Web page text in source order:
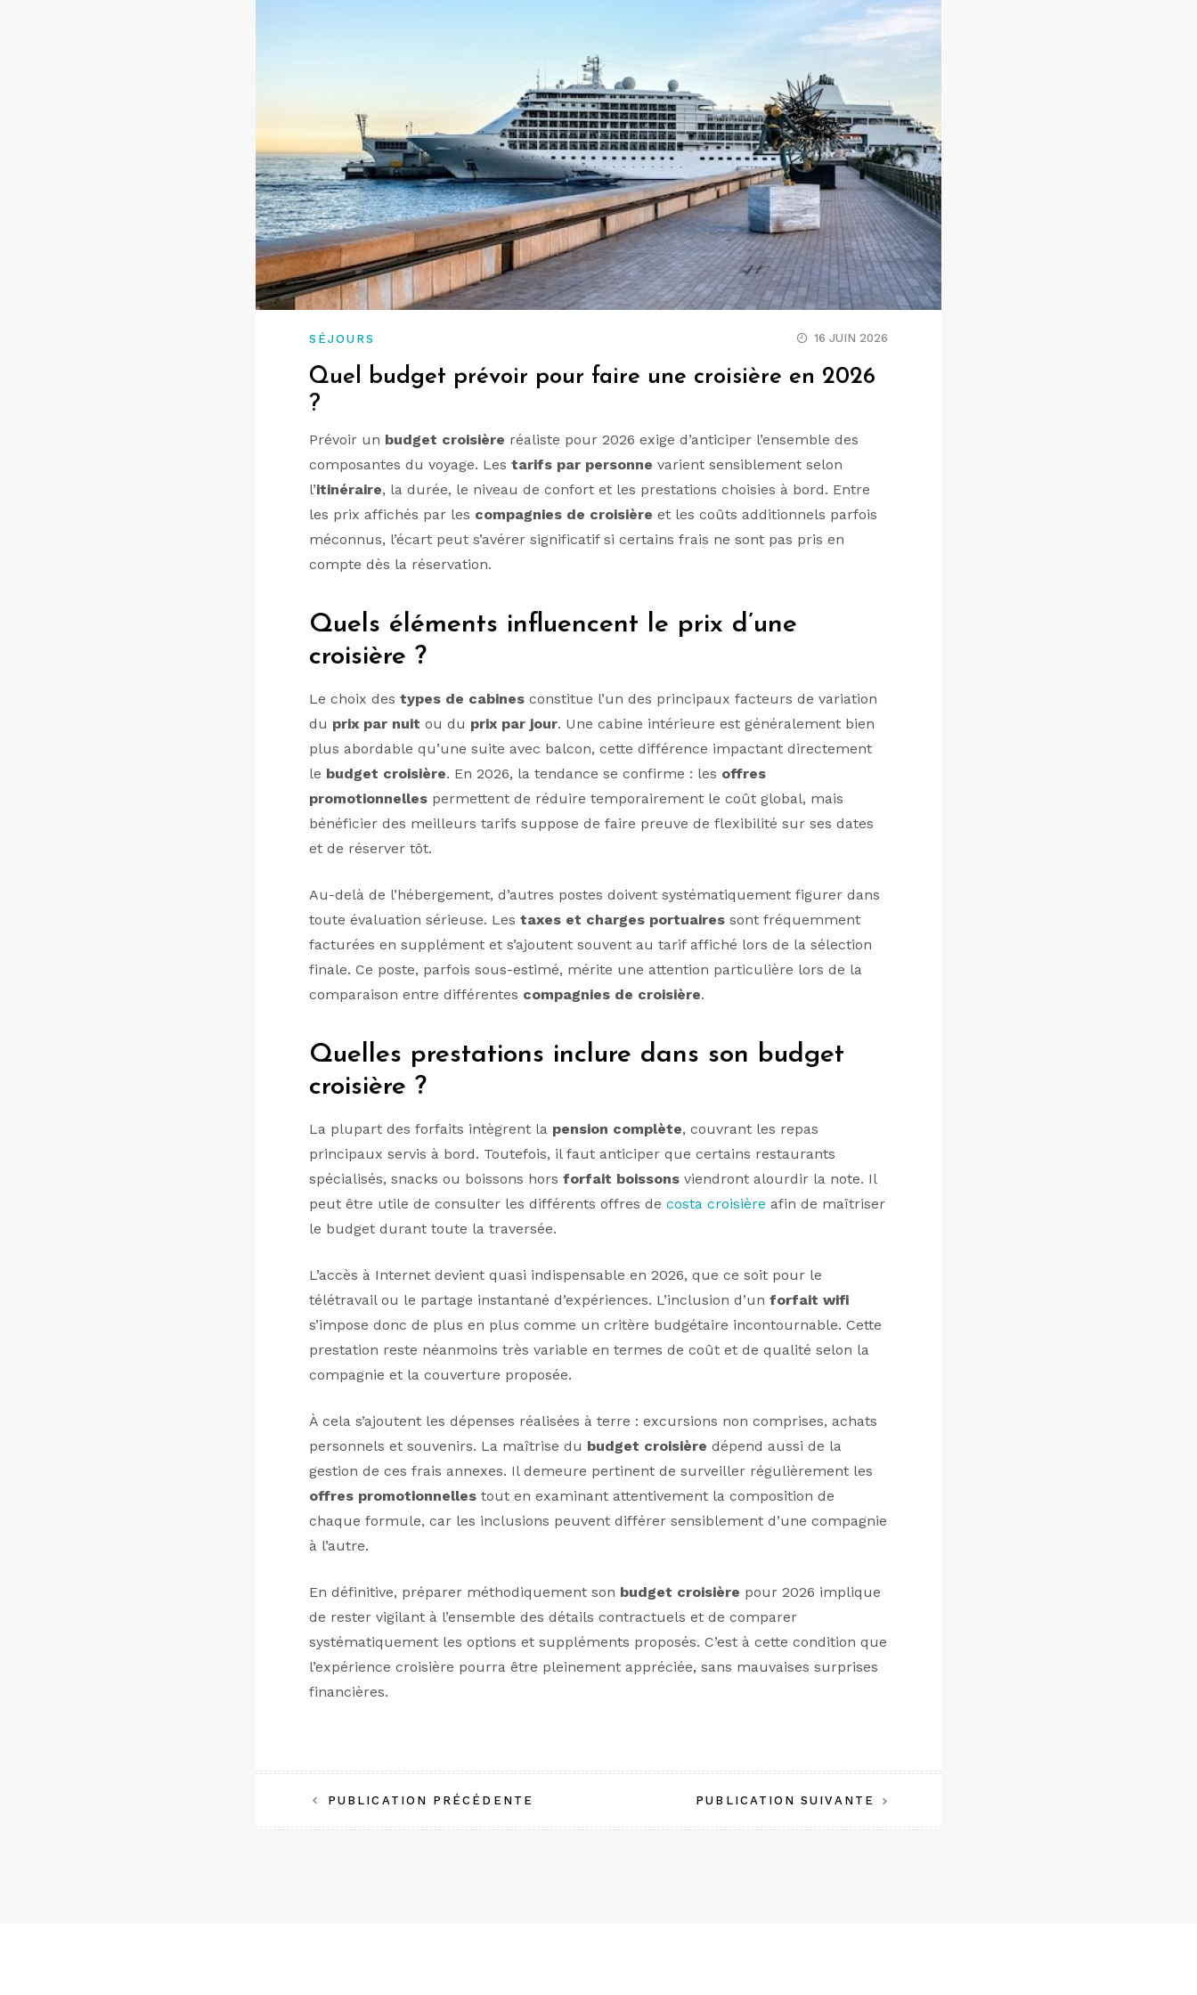
SÉJOURS 16 JUIN 2026
Quel budget prévoir pour faire une croisière en 2026
?
Prévoir un budget croisière réaliste pour 2026 exige d’anticiper l’ensemble des
composantes du voyage. Les tarifs par personne varient sensiblement selon
l’itinéraire, la durée, le niveau de confort et les prestations choisies à bord. Entre
les prix affichés par les compagnies de croisière et les coûts additionnels parfois
méconnus, l’écart peut s’avérer significatif si certains frais ne sont pas pris en
compte dès la réservation.
Quels éléments influencent le prix d’une
croisière ?
Le choix des types de cabines constitue l’un des principaux facteurs de variation
du prix par nuit ou du prix par jour. Une cabine intérieure est généralement bien
plus abordable qu’une suite avec balcon, cette différence impactant directement
le budget croisière. En 2026, la tendance se confirme : les offres
promotionnelles permettent de réduire temporairement le coût global, mais
bénéficier des meilleurs tarifs suppose de faire preuve de flexibilité sur ses dates
et de réserver tôt.
Au-delà de l’hébergement, d’autres postes doivent systématiquement figurer dans
toute évaluation sérieuse. Les taxes et charges portuaires sont fréquemment
facturées en supplément et s’ajoutent souvent au tarif affiché lors de la sélection
finale. Ce poste, parfois sous-estimé, mérite une attention particulière lors de la
comparaison entre différentes compagnies de croisière.
Quelles prestations inclure dans son budget
croisière ?
La plupart des forfaits intègrent la pension complète, couvrant les repas
principaux servis à bord. Toutefois, il faut anticiper que certains restaurants
spécialisés, snacks ou boissons hors forfait boissons viendront alourdir la note. Il
peut être utile de consulter les différents offres de costa croisière afin de maîtriser
le budget durant toute la traversée.
L’accès à Internet devient quasi indispensable en 2026, que ce soit pour le
télétravail ou le partage instantané d’expériences. L’inclusion d’un forfait wifi
s’impose donc de plus en plus comme un critère budgétaire incontournable. Cette
prestation reste néanmoins très variable en termes de coût et de qualité selon la
compagnie et la couverture proposée.
À cela s’ajoutent les dépenses réalisées à terre : excursions non comprises, achats
personnels et souvenirs. La maîtrise du budget croisière dépend aussi de la
gestion de ces frais annexes. Il demeure pertinent de surveiller régulièrement les
offres promotionnelles tout en examinant attentivement la composition de
chaque formule, car les inclusions peuvent différer sensiblement d’une compagnie
à l’autre.
En définitive, préparer méthodiquement son budget croisière pour 2026 implique
de rester vigilant à l’ensemble des détails contractuels et de comparer
systématiquement les options et suppléments proposés. C’est à cette condition que
l’expérience croisière pourra être pleinement appréciée, sans mauvaises surprises
financières.
Navigation
de
PUBLICATION PRÉCÉDENTE PUBLICATION SUIVANTE